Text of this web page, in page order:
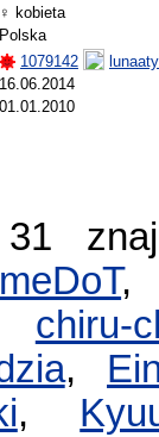
♀ kobieta
Polska
1079142
16.06.2014
01.01.2010
chiru-
,
,